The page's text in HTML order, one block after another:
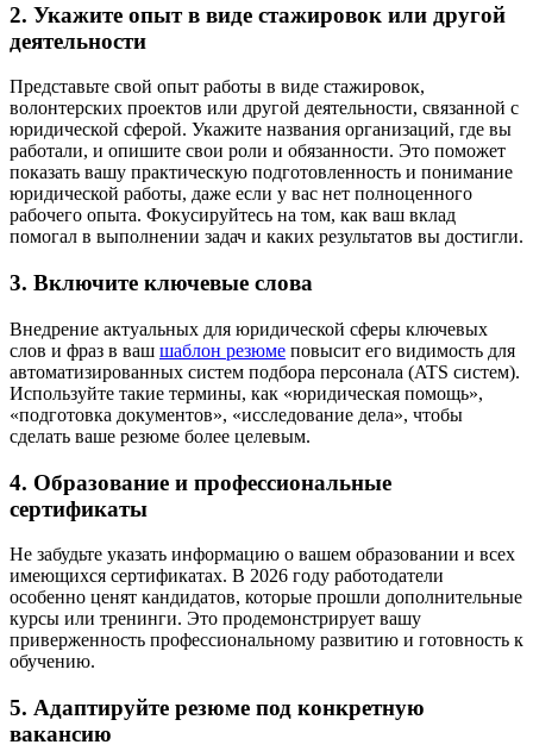
2. Укажите опыт в виде стажировок или другой
деятельности
Представьте свой опыт работы в виде стажировок,
волонтерских проектов или другой деятельности, связанной с
юридической сферой. Укажите названия организаций, где вы
работали, и опишите свои роли и обязанности. Это поможет
показать вашу практическую подготовленность и понимание
юридической работы, даже если у вас нет полноценного
рабочего опыта. Фокусируйтесь на том, как ваш вклад
помогал в выполнении задач и каких результатов вы достигли.
3. Включите ключевые слова
Внедрение актуальных для юридической сферы ключевых
слов и фраз в ваш шаблон резюме повысит его видимость для
автоматизированных систем подбора персонала (ATS систем).
Используйте такие термины, как «юридическая помощь»,
«подготовка документов», «исследование дела», чтобы
сделать ваше резюме более целевым.
4. Образование и профессиональные
сертификаты
Не забудьте указать информацию о вашем образовании и всех
имеющихся сертификатах. В 2026 году работодатели
особенно ценят кандидатов, которые прошли дополнительные
курсы или тренинги. Это продемонстрирует вашу
приверженность профессиональному развитию и готовность к
обучению.
5. Адаптируйте резюме под конкретную
вакансию